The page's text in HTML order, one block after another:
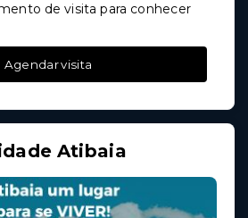
de visita para conhecer
Agendar visita
Atibaia